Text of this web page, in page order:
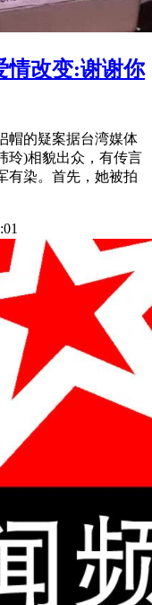
情改变:谢谢你
帽的疑案据台湾媒体
玲)相貌出众，有传言
有染。首先，她被拍